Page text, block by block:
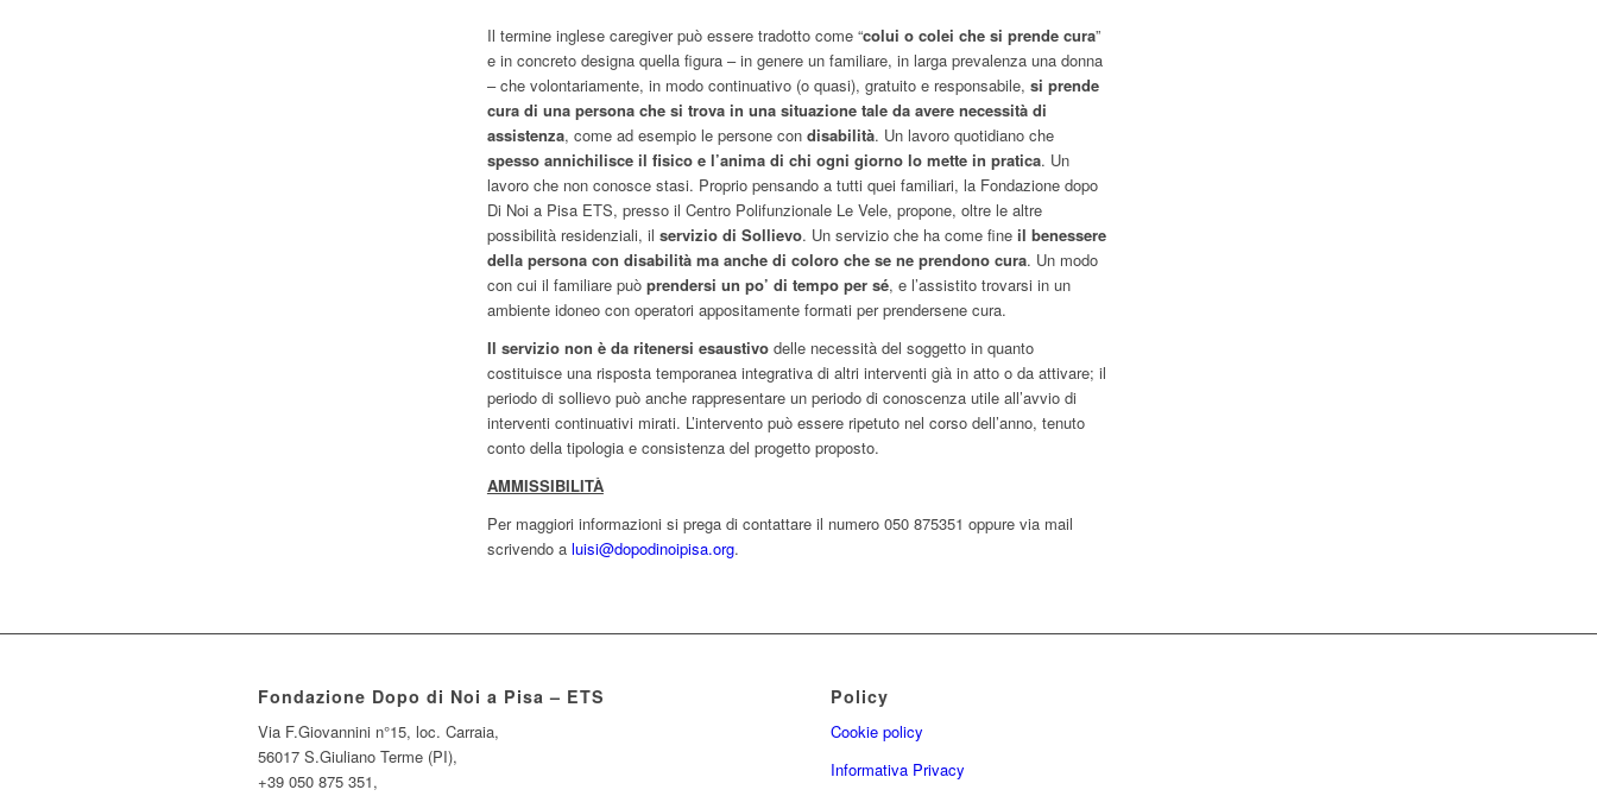
Il termine inglese caregiver può essere tradotto come “colui o colei che si prende cura”
e in concreto designa quella figura – in genere un familiare, in larga prevalenza una donna
– che volontariamente, in modo continuativo (o quasi), gratuito e responsabile, si prende
cura di una persona che si trova in una situazione tale da avere necessità di
assistenza, come ad esempio le persone con disabilità. Un lavoro quotidiano che
spesso annichilisce il fisico e l’anima di chi ogni giorno lo mette in pratica. Un
lavoro che non conosce stasi. Proprio pensando a tutti quei familiari, la Fondazione dopo
Di Noi a Pisa ETS, presso il Centro Polifunzionale Le Vele, propone, oltre le altre
possibilità residenziali, il servizio di Sollievo. Un servizio che ha come fine il benessere
della persona con disabilità ma anche di coloro che se ne prendono cura. Un modo
con cui il familiare può prendersi un po’ di tempo per sé, e l’assistito trovarsi in un
ambiente idoneo con operatori appositamente formati per prendersene cura.
Il servizio non è da ritenersi esaustivodelle necessità del soggetto in quanto
costituisce una risposta temporanea integrativa di altri interventi già in atto o da attivare; il
periodo di sollievo può anche rappresentare un periodo di conoscenza utile all’avvio di
interventi continuativi mirati. L’intervento può essere ripetuto nel corso dell’anno, tenuto
conto della tipologia e consistenza del progetto proposto.
AMMISSIBILITÀ
Per maggiori informazioni si prega di contattare il numero 050 875351 oppure via mail
scrivendo a luisi@dopodinoipisa.org.
Fondazione Dopo di Noi a Pisa – ETS
Via F.Giovannini n°15, loc. Carraia,
56017 S.Giuliano Terme (PI),
+39 050 875 351,
Policy
Cookie policy
Informativa Privacy